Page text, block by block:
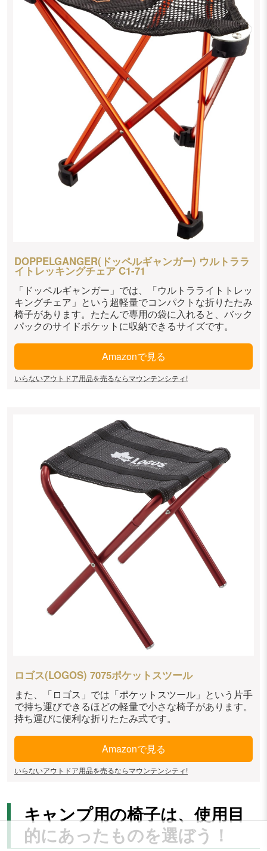
DOPPELGANGER(ドッペルギャンガー) ウルトララ
イトレッキングチェア C1-71
「ドッペルギャンガー」では、「ウルトラライトトレッ
キングチェア」という超軽量でコンパクトな折りたたみ
椅子があります。たたんで専用の袋に入れると、バック
パックのサイドポケットに収納できるサイズです。
Amazonで見る
いらないアウトドア用品を売るならマウンテンシティ!
ロゴス(LOGOS) 7075ポケットスツール
また、「ロゴス」では「ポケットスツール」という片手
で持ち運びできるほどの軽量で小さな椅子があります。
持ち運びに便利な折りたたみ式です。
Amazonで見る
いらないアウトドア用品を売るならマウンテンシティ!
キャンプ用の椅子は、使用目
的にあったものを選ぼう！